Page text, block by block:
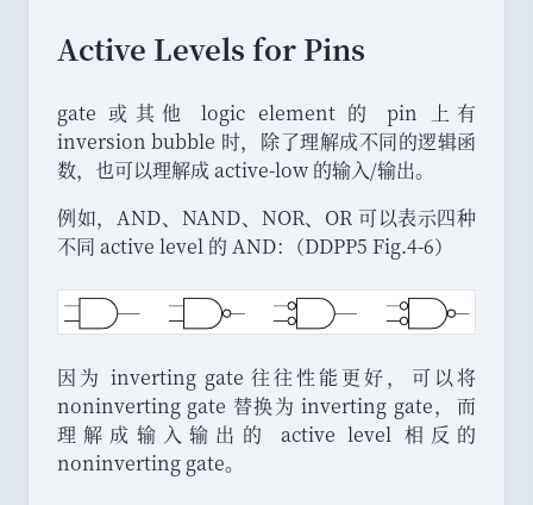
Active Levels for Pins
gate 或其他 logic element 的 pin 上有
inversion bubble 时，
除了理解成不同的逻辑函
数， 也可以理解成 active-low 的输入/输出。
例如， AND、 NAND、 NOR、
OR 可以表示四种
不同 active level 的 AND： （DDPP5 Fig.4-6）
因为 inverting gate 往往性能更好，
可以将
noninverting gate 替换为 inverting gate，
而
理解成输入输出的 active level 相反的
noninverting gate。